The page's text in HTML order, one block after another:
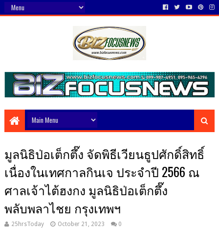
มูลนิธิป่อเต็กตึ๊ง จัดพิธีเวียนธูปศักดิ์สิทธิ์
เนื่องในเทศกาลกินเจ ประจำปี 2566 ณ
ศาลเจ้าไต้ฮงกง มูลนิธิป่อเต็กตึ๊ง
พลับพลาไชย กรุงเทพฯ
25hrsToday October 21, 2023 0